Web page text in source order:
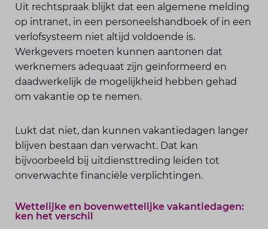
Uit rechtspraak blijkt dat een algemene melding
op intranet, in een personeelshandboek of in een
verlofsysteem niet altijd voldoende is.
Werkgevers moeten kunnen aantonen dat
werknemers adequaat zijn geïnformeerd en
daadwerkelijk de mogelijkheid hebben gehad
om vakantie op te nemen.
Lukt dat niet, dan kunnen vakantiedagen langer
blijven bestaan dan verwacht. Dat kan
bijvoorbeeld bij uitdiensttreding leiden tot
onverwachte financiële verplichtingen.
Wettelijke en bovenwettelijke vakantiedagen:
ken het verschil